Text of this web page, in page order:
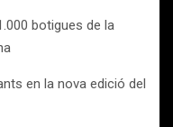
botigues de la
en la nova edició del